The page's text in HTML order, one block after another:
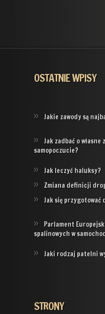
OSTATNIE WPISY
Jakie zawody są
Jak zadbać o
samopoczucie?
Jak leczyć haluksy?
Zmiana definicji
Jak się przygotować
Parlament
spalinowych w
Jaki rodzaj patelni
STRONY